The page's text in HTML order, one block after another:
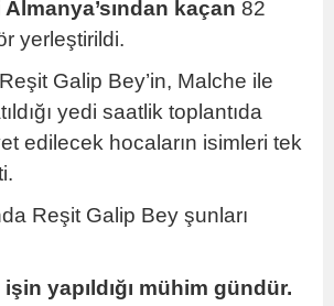
Almanya’sından kaçan 82
yerleştirildi.
Galip Bey’in, Malche ile
yedi saatlik toplantıda
edilecek hocaların isimleri tek
Reşit Galip Bey şunları
yapıldığı mühim gündür.